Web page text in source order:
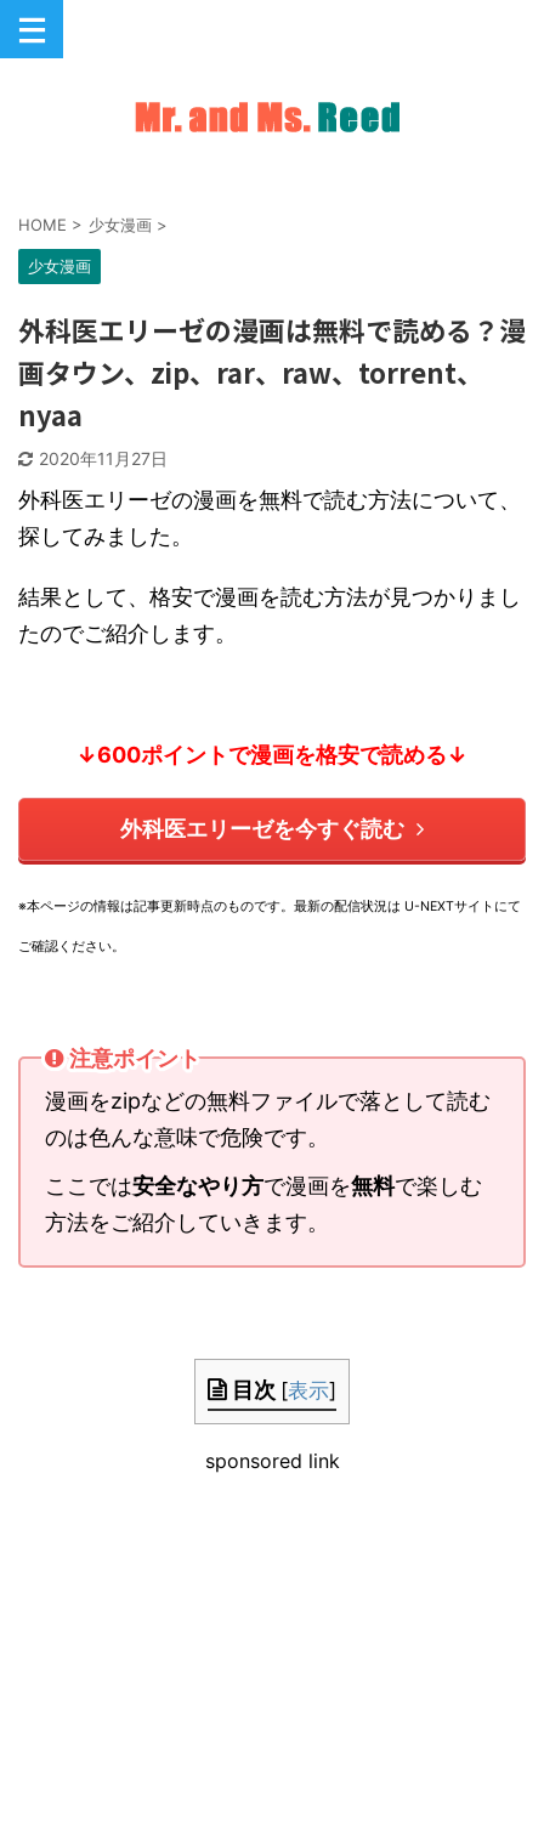
HOME > 少女漫画 >
少女漫画
外科医エリーゼの漫画は無料で読める？漫
画タウン、zip、rar、raw、torrent、
nyaa
2020年11月27日
外科医エリーゼの漫画を無料で読む方法について、
探してみました。
結果として、格安で漫画を読む方法が見つかりまし
たのでご紹介します。
↓600ポイントで漫画を格安で読める↓
外科医エリーゼを今すぐ読む
※本ページの情報は記事更新時点のものです。 最新の配信状況は U-NEXTサイトにて
ご確認ください。
注意ポイント
漫画をzipなどの無料ファイルで落として読む
のは色んな意味で危険です。
ここでは安全なやり方で漫画を無料で楽しむ
方法をご紹介していきます。
目次 [表示]
sponsored link